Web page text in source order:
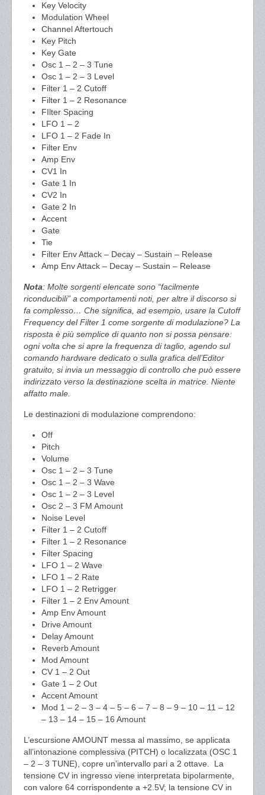
Key Velocity
Modulation Wheel
Channel Aftertouch
Key Pitch
Key Gate
Osc 1 – 2 – 3 Tune
Osc 1 – 2 – 3 Level
Filter 1 – 2 Cutoff
Filter 1 – 2 Resonance
FIlter Spacing
LFO 1 – 2
LFO 1 – 2 Fade In
Filter Env
Amp Env
CV1 In
Gate 1 In
CV2 In
Gate 2 In
Accent
Gate
Tie
Filter Env Attack – Decay – Sustain – Release
Amp Env Attack – Decay – Sustain – Release
Nota: Molte sorgenti elencate sono “facilmente
riconducibili” a comportamenti noti, per altre il discorso si
fa complesso… Che significa, ad esempio, usare la Cutoff
Frequency del Filter 1 come sorgente di modulazione? La
risposta è più semplice di quanto non si possa pensare:
ogni volta che si apre la frequenza di taglio, agendo sul
comando hardware dedicato o sulla grafica dell’Editor
gratuito, si invia un messaggio di controllo che può essere
indirizzato verso la destinazione scelta in matrice. Niente
affatto male.
Le destinazioni di modulazione comprendono:
Off
Pitch
Volume
Osc 1 – 2 – 3 Tune
Osc 1 – 2 – 3 Wave
Osc 1 – 2 – 3 Level
Osc 2 – 3 FM Amount
Noise Level
Filter 1 – 2 Cutoff
Filter 1 – 2 Resonance
Filter Spacing
LFO 1 – 2 Wave
LFO 1 – 2 Rate
LFO 1 – 2 Retrigger
Filter 1 – 2 Env Amount
Amp Env Amount
Drive Amount
Delay Amount
Reverb Amount
Mod Amount
CV 1 – 2 Out
Gate 1 – 2 Out
Accent Amount
Mod 1 – 2 – 3 – 4 – 5 – 6 – 7 – 8 – 9 – 10 – 11 – 12
– 13 – 14 – 15 – 16 Amount
L’escursione AMOUNT messa al massimo, se applicata
all’intonazione complessiva (PITCH) o localizzata (OSC 1
– 2 – 3 TUNE), copre un’intervallo pari a 2 ottave.
La
tensione CV in ingresso viene interpretata bipolarmente,
con valore 64 corrispondente a +2.5V; la tensione CV in